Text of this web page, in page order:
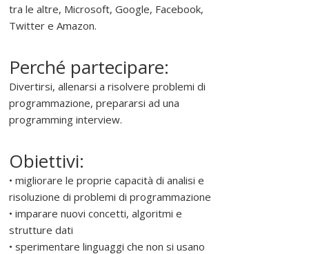
tra le altre, Microsoft, Google, Facebook,
Twitter e Amazon.
Perché partecipare:
Divertirsi, allenarsi a risolvere problemi di
programmazione, prepararsi ad una
programming interview.
Obiettivi:
• migliorare le proprie capacità di analisi e
risoluzione di problemi di programmazione
• imparare nuovi concetti, algoritmi e
strutture dati
• sperimentare linguaggi che non si usano